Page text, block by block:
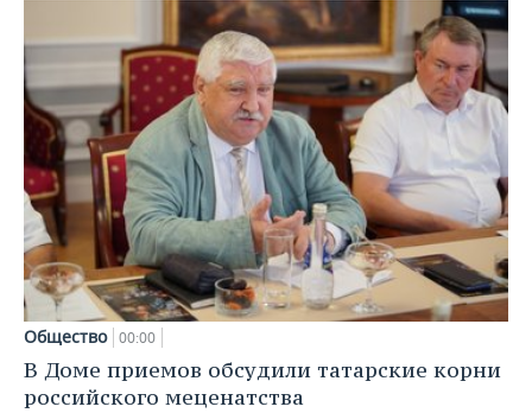
Общество 00:00
В Доме приемов обсудили татарские корни
российского меценатства